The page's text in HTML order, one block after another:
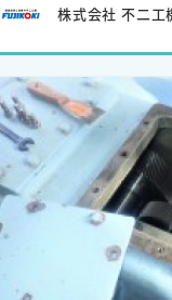
になる可能性があります
株式会社 不二工